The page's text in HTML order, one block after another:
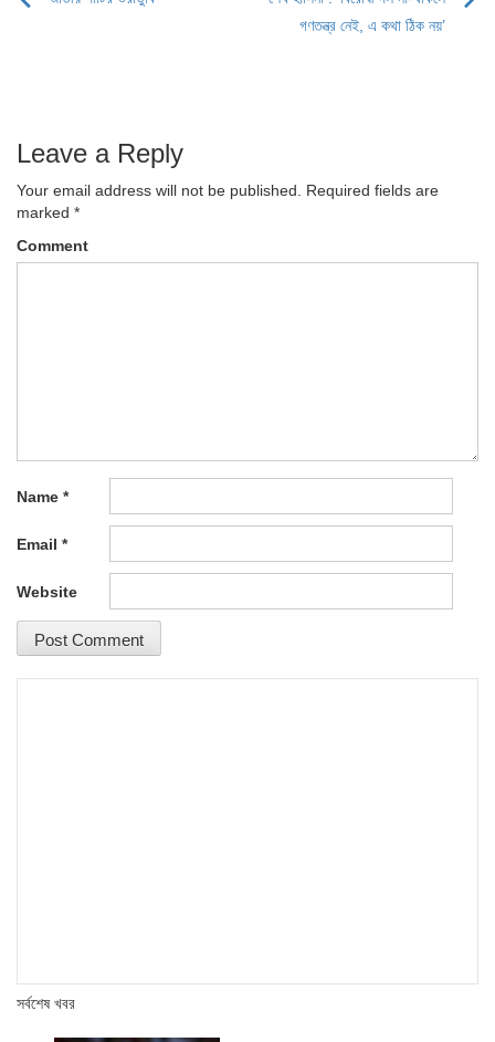
গণতন্ত্র নেই, এ কথা ঠিক নয়’
Leave a Reply
Your email address will not be published.
Required fields are
marked *
Comment
Name *
Email *
Website
সর্বশেষ খবর